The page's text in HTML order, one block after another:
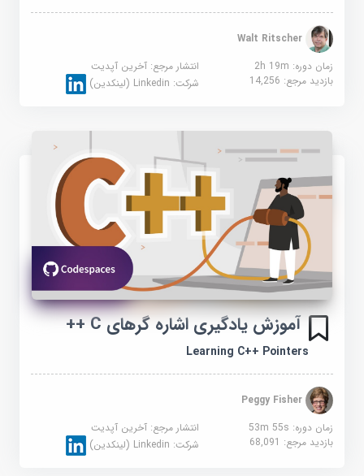
Walt Ritscher
زمان دوره: 2h 19m
انتشار مرجع:آخرین آپدیت
بازدید مرجع:14,256 شرکت:Linkedin (لینکدین)
آموزش یادگیری اشاره گرهای C ++
Learning C++ Pointers
Peggy Fisher
زمان دوره: 53m 55s
انتشار مرجع:آخرین آپدیت
بازدید مرجع:68,091 شرکت:Linkedin (لینکدین)